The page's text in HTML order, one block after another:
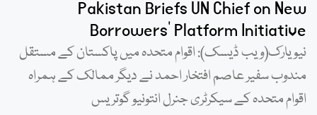
Pakistan Briefs UN Chief on New
Borrowers’ Platform Initiative
نیویارک(ویب ڈیسک): اقوام متحدہ میں پاکستان کے مستقل
مندوب سفیر عاصم افتخار احمد نے دیگر ممالک کے ہمراہ
اقوام متحدہ کے سیکرٹری جنرل انتونیو گوتریس